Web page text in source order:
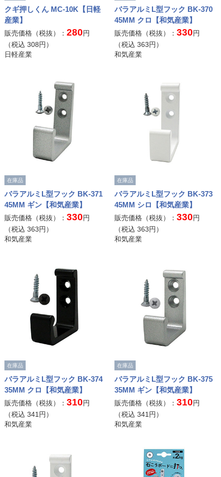
クギ押しくん MC-10K【日軽
産業】
販売価格（税抜）： 280円
（税込 308円）
日軽産業
バラアルミL型フック BK-370
45MM クロ【和気産業】
販売価格（税抜）：330円
（税込363円）
和気産業
在庫品
バラアルミL型フック BK-371
45MM ギン【和気産業】
販売価格（税抜）： 330円
（税込 363円）
和気産業
在庫品
バラアルミL型フック BK-373
45MM シロ【和気産業】
販売価格（税抜）：330円
（税込363円）
和気産業
在庫品
バラアルミL型フック BK-374
35MM クロ【和気産業】
販売価格（税抜）： 310円
（税込 341 円）
和気産業
在庫品
バラアルミL型フック BK-375
35MM ギン【和気産業】
販売価格（税抜）：310円
（税込341 円）
和気産業